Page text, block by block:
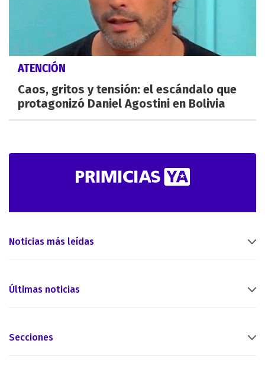
ATENCIÓN
Caos, gritos y tensión: el escándalo que
protagonizó Daniel Agostini en Bolivia
Noticias más leídas
Últimas noticias
Secciones